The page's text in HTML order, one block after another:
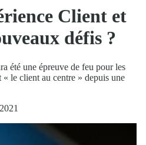
Client et
défis ?
été une épreuve de feu pour les
le client au centre » depuis une